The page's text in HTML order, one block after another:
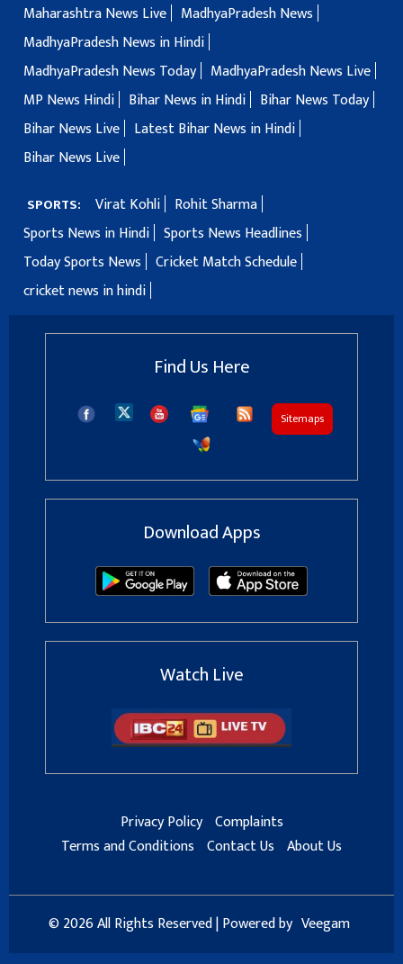
Maharashtra News Live
MadhyaPradesh News
MadhyaPradesh News in Hindi
MadhyaPradesh News Today
MadhyaPradesh News Live
MP News Hindi
Bihar News in Hindi
Bihar News Today
Bihar News Live
Latest Bihar News in Hindi
Bihar News Live
SPORTS: Virat Kohli
Rohit Sharma
Sports News in Hindi Sports News Headlines
Today Sports News
Cricket Match Schedule
cricket news in hindi
Find Us Here
Sitemaps
Download Apps
Watch Live
Privacy Policy Complaints
Terms and Conditions Contact Us About Us
© 2026 All Rights Reserved | Powered by Veegam